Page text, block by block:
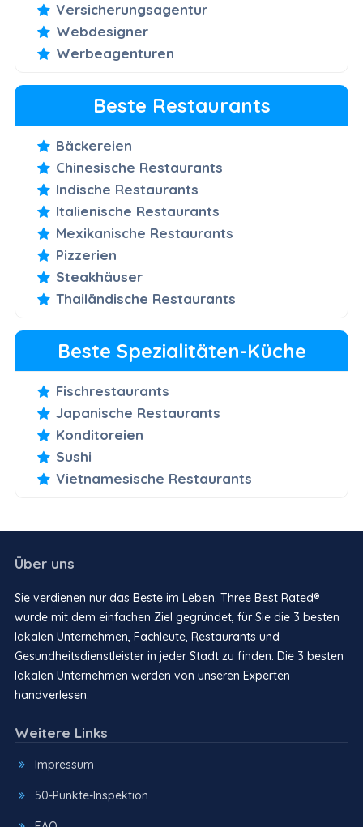
Versicherungsagentur
Webdesigner
Werbeagenturen
Beste Restaurants
Bäckereien
Chinesische Restaurants
Indische Restaurants
Italienische Restaurants
Mexikanische Restaurants
Pizzerien
Steakhäuser
Thailändische Restaurants
Beste Spezialitäten-Küche
Fischrestaurants
Japanische Restaurants
Konditoreien
Sushi
Vietnamesische Restaurants
Über uns
Sie verdienen nur das Beste im Leben. Three Best Rated®
wurde mit dem einfachen Ziel gegründet, für Sie die 3 besten
lokalen Unternehmen, Fachleute, Restaurants und
Gesundheitsdienstleister in jeder Stadt zu finden. Die 3 besten
lokalen Unternehmen werden von unseren Experten
handverlesen.
Weitere Links
Impressum
50-Punkte-Inspektion